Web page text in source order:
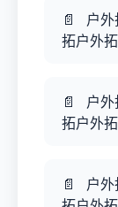
户
拓户外
户
拓户外
户